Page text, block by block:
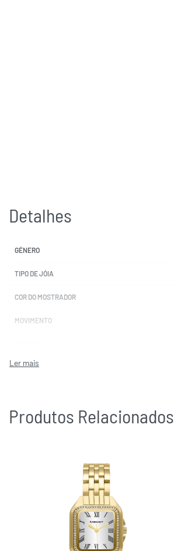
Detalhes
GÉNERO
TIPO DE JÓIA
COR DO MOSTRADOR
MOVIMENTO
Produtos Relacionados